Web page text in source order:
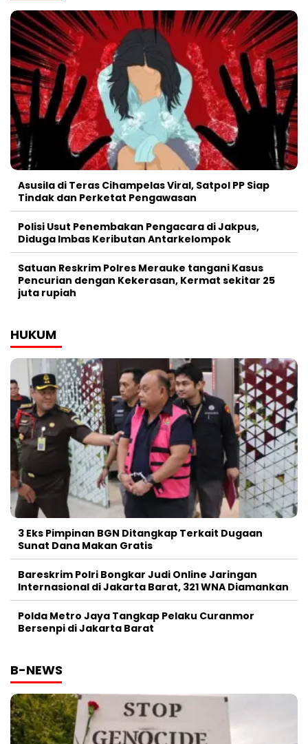
Asusila di Teras Cihampelas Viral, Satpol PP Siap
Tindak dan Perketat Pengawasan
Polisi Usut Penembakan Pengacara di Jakpus,
Diduga Imbas Keributan Antarkelompok
Satuan Reskrim Polres Merauke tangani Kasus
Pencurian dengan Kekerasan, Kermat sekitar 25
juta rupiah
HUKUM
3 Eks Pimpinan BGN Ditangkap Terkait Dugaan
Sunat Dana Makan Gratis
Bareskrim Polri Bongkar Judi Online Jaringan
Internasional di Jakarta Barat, 321 WNA Diamankan
Polda Metro Jaya Tangkap Pelaku Curanmor
Bersenpi di Jakarta Barat
B-NEWS